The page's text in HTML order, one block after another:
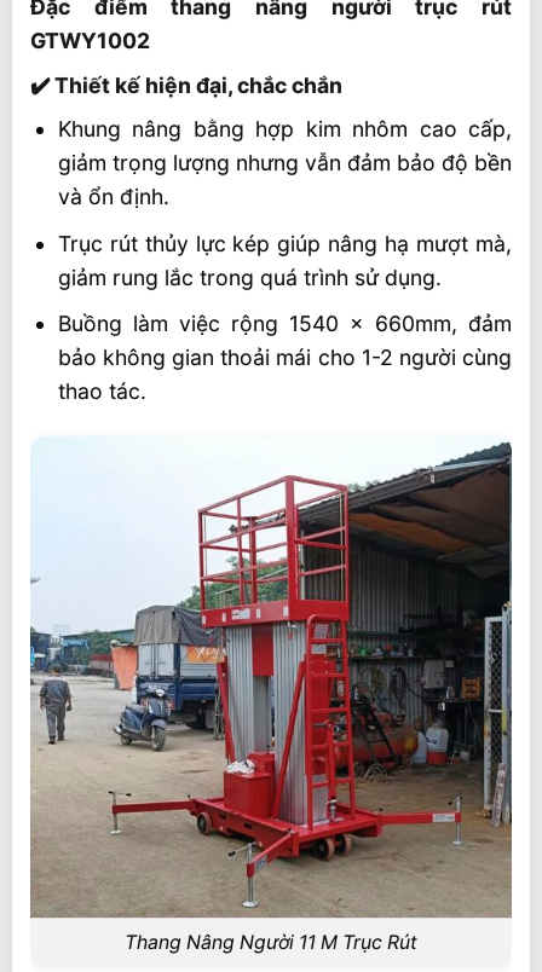
Đặc điểm thang nâng người trục rút
GTWY1002
✔️ Thiết kế hiện đại, chắc chắn
Khung nâng bằng hợp kim nhôm cao cấp,
giảm trọng lượng nhưng vẫn đảm bảo độ bền
và ổn định.
Trục rút thủy lực kép giúp nâng hạ mượt mà,
giảm rung lắc trong quá trình sử dụng.
Buồng làm việc rộng 1540 × 660mm, đảm
bảo không gian thoải mái cho 1-2 người cùng
thao tác.
Thang Nâng Người 11 M Trục Rút